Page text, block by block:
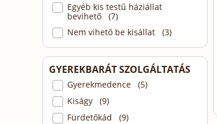
Egyéb kis testű háziállat
bevihető (7)
Nem vihető be kisállat (3)
GYEREKBARÁT SZOLGÁLTATÁS
Gyerekmedence (5)
Kiságy (9)
Fürdetőkád (9)